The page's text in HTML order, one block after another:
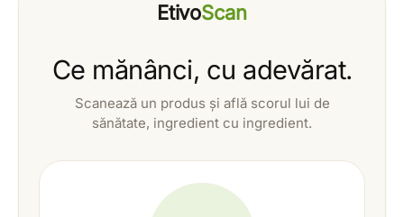
EtivoScan
Ce mănânci, cu adevărat.
Scanează un produs și află scorul lui de
sănătate, ingredient cu ingredient.